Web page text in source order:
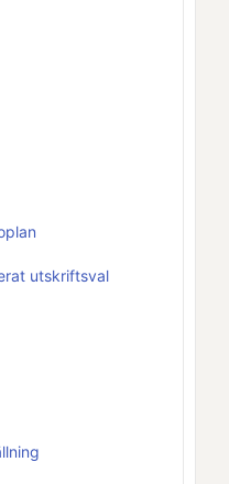
utskriftsval